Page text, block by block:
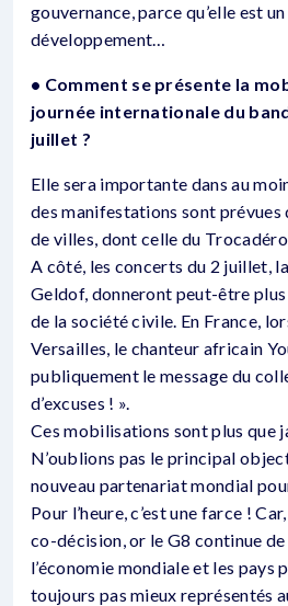
gouvernance, parce qu’elle est
développement…
• Comment se présente la
journée internationale du
juillet ?
Elle sera importante dans au
des manifestations sont prévues
de villes, dont celle du
A côté, les concerts du 2 juillet,
Geldof, donneront peut-être plus
de la société civile. En France,
Versailles, le chanteur africain
publiquement le message du
d’excuses ! ».
Ces mobilisations sont plus que
N’oublions pas le principal
nouveau partenariat mondial
Pour l’heure, c’est une farce !
co-décision, or le G8 continue
l’économie mondiale et les pays
toujours pas mieux représentés